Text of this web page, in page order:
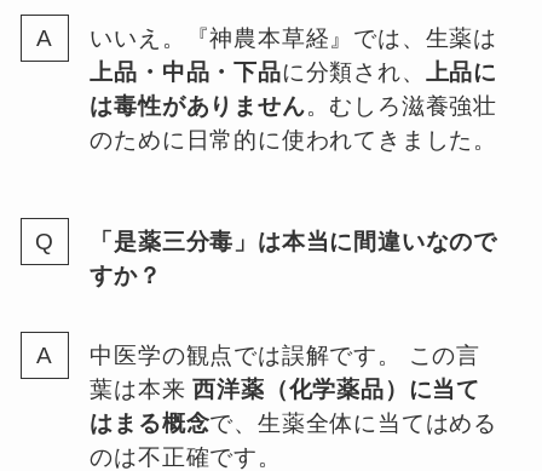
いいえ。『神農本草経』では、生薬は
上品・中品・下品に分類され、 上品に
は毒性がありません。むしろ滋養強壮
のために日常的に使われてきました。
「是薬三分毒」は本当に間違いなので
すか？
中医学の観点では誤解です。 この言
葉は本来西洋薬（化学薬品）に当て
はまる概念で、生薬全体に当てはめる
のは不正確です。